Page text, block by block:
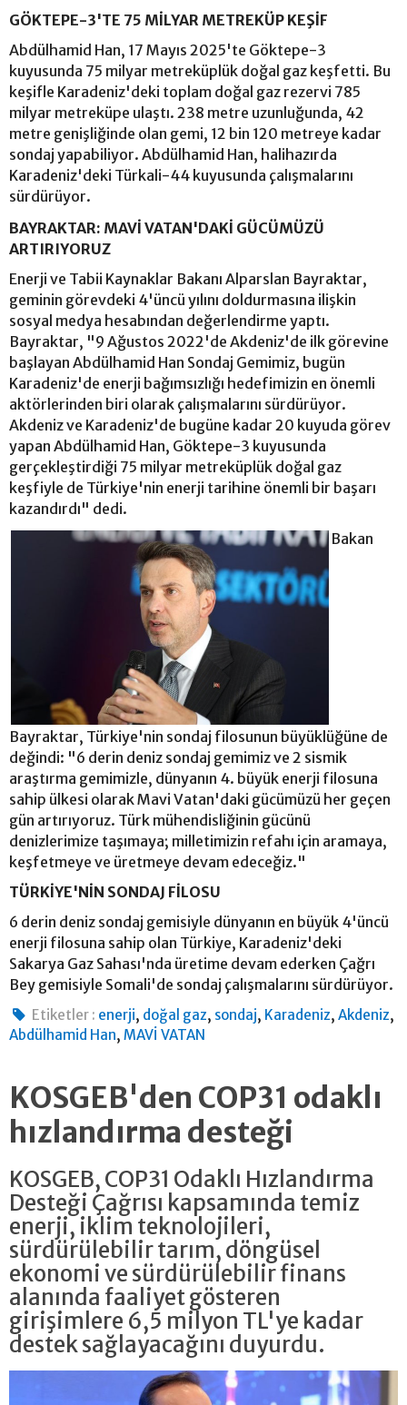
GÖKTEPE-3'TE 75 MİLYAR METREKÜP KEŞİF
Abdülhamid Han, 17 Mayıs 2025'te Göktepe-3
kuyusunda 75 milyar metreküplük doğal gaz keşfetti. Bu
keşifle Karadeniz'deki toplam doğal gaz rezervi 785
milyar metreküpe ulaştı. 238 metre uzunluğunda, 42
metre genişliğinde olan gemi, 12 bin 120 metreye kadar
sondaj yapabiliyor. Abdülhamid Han, halihazırda
Karadeniz'deki Türkali-44 kuyusunda çalışmalarını
sürdürüyor.
BAYRAKTAR: MAVİ VATAN'DAKİ GÜCÜMÜZÜ
ARTIRIYORUZ
Enerji ve Tabii Kaynaklar Bakanı Alparslan Bayraktar,
geminin görevdeki 4'üncü yılını doldurmasına ilişkin
sosyal medya hesabından değerlendirme yaptı.
Bayraktar, "9 Ağustos 2022'de Akdeniz'de ilk görevine
başlayan Abdülhamid Han Sondaj Gemimiz, bugün
Karadeniz'de enerji bağımsızlığı hedefimizin en önemli
aktörlerinden biri olarak çalışmalarını sürdürüyor.
Akdeniz ve Karadeniz'de bugüne kadar 20 kuyuda görev
yapan Abdülhamid Han, Göktepe-3 kuyusunda
gerçekleştirdiği 75 milyar metreküplük doğal gaz
keşfiyle de Türkiye'nin enerji tarihine önemli bir başarı
kazandırdı" dedi.
Bakan
Bayraktar, Türkiye'nin sondaj filosunun büyüklüğüne de
değindi: "6 derin deniz sondaj gemimiz ve 2 sismik
araştırma gemimizle, dünyanın 4. büyük enerji filosuna
sahip ülkesi olarak Mavi Vatan'daki gücümüzü her geçen
gün artırıyoruz. Türk mühendisliğinin gücünü
denizlerimize taşımaya; milletimizin refahı için aramaya,
keşfetmeye ve üretmeye devam edeceğiz."
TÜRKİYE'NİN SONDAJ FİLOSU
6 derin deniz sondaj gemisiyle dünyanın en büyük 4'üncü
enerji filosuna sahip olan Türkiye, Karadeniz'deki
Sakarya Gaz Sahası'nda üretime devam ederken Çağrı
Bey gemisiyle Somali'de sondaj çalışmalarını sürdürüyor.
Etiketler : enerji, doğal gaz, sondaj, Karadeniz,Akdeniz,
Abdülhamid Han, MAVİ VATAN
KOSGEB'den COP31 odaklı
hızlandırma desteği
KOSGEB, COP31 Odaklı Hızlandırma
Desteği Çağrısı kapsamında temiz
enerji, iklim teknolojileri,
sürdürülebilir tarım, döngüsel
ekonomi ve sürdürülebilir finans
alanında faaliyet gösteren
girişimlere 6,5 milyon TL'ye kadar
destek sağlayacağını duyurdu.